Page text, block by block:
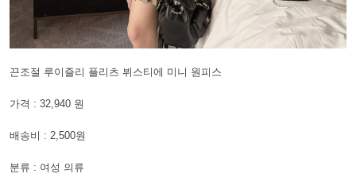
끈조절 루이즐리 플리츠 뷔스티에 미니 원피스
가격 : 32,940 원
배송비 : 2,500원
분류 : 여성 의류